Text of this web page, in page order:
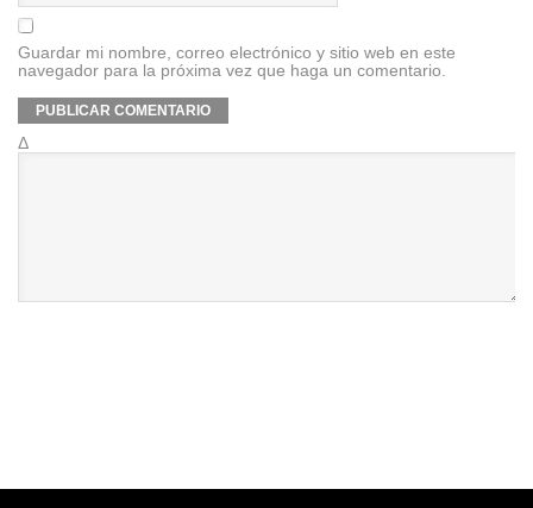
Guardar mi nombre, correo electrónico y sitio web en este
navegador para la próxima vez que haga un comentario.
Δ